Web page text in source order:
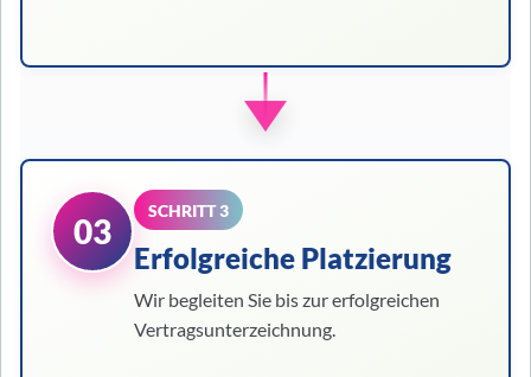
03
SCHRITT 3
Erfolgreiche Platzierung
Wir begleiten Sie bis zur erfolgreichen
Vertragsunterzeichnung.